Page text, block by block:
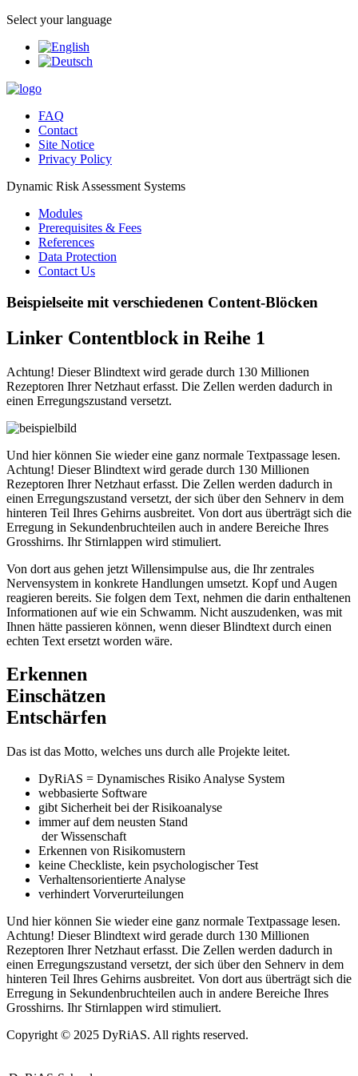
Select your language
FAQ
Contact
Site Notice
Privacy Policy
Dynamic Risk Assessment Systems
Modules
Prerequisites & Fees
References
Data Protection
Contact Us
Beispielseite mit verschiedenen Content-Blöcken
Linker Contentblock in Reihe 1
Achtung! Dieser Blindtext wird gerade durch 130 Millionen
Rezeptoren Ihrer Netzhaut erfasst. Die Zellen werden dadurch in
einen Erregungszustand versetzt.
Und hier können Sie wieder eine ganz normale Textpassage lesen.
Achtung! Dieser Blindtext wird gerade durch 130 Millionen
Rezeptoren Ihrer Netzhaut erfasst. Die Zellen werden dadurch in
einen Erregungszustand versetzt, der sich über den Sehnerv in dem
hinteren Teil Ihres Gehirns ausbreitet. Von dort aus überträgt sich die
Erregung in Sekundenbruchteilen auch in andere Bereiche Ihres
Grosshirns. Ihr Stirnlappen wird stimuliert.
Von dort aus gehen jetzt Willensimpulse aus, die Ihr zentrales
Nervensystem in konkrete Handlungen umsetzt. Kopf und Augen
reagieren bereits. Sie folgen dem Text, nehmen die darin enthaltenen
Informationen auf wie ein Schwamm. Nicht auszudenken, was mit
Ihnen hätte passieren können, wenn dieser Blindtext durch einen
echten Text ersetzt worden wäre.
Erkennen
Einschätzen
Entschärfen
Das ist das Motto, welches uns durch alle Projekte leitet.
DyRiAS = Dynamisches Risiko Analyse System
webbasierte Software
gibt Sicherheit bei der Risikoanalyse
immer auf dem neusten Stand
der Wissenschaft
Erkennen von Risikomustern
keine Checkliste, kein psychologischer Test
Verhaltensorientierte Analyse
verhindert Vorverurteilungen
Und hier können Sie wieder eine ganz normale Textpassage lesen.
Achtung! Dieser Blindtext wird gerade durch 130 Millionen
Rezeptoren Ihrer Netzhaut erfasst. Die Zellen werden dadurch in
einen Erregungszustand versetzt, der sich über den Sehnerv in dem
hinteren Teil Ihres Gehirns ausbreitet. Von dort aus überträgt sich die
Erregung in Sekundenbruchteilen auch in andere Bereiche Ihres
Grosshirns. Ihr Stirnlappen wird stimuliert.
Copyright © 2025 DyRiAS. All rights reserved.